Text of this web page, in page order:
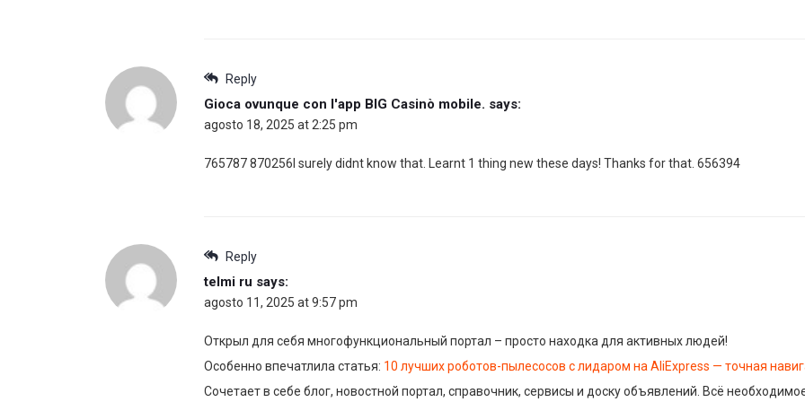
Reply
Gioca ovunque con l'app BIG Casinò mobile. says:
agosto 18, 2025 at 2:25 pm
765787 870256I surely didnt know that. Learnt 1 thing new these days! Thanks for that. 656394
Reply
telmi ru says:
agosto 11, 2025 at 9:57 pm
Открыл для себя многофункциональный портал – просто находка для активных людей!
Особенно впечатлила статья: 10 лучших роботов-пылесосов с лидаром на AliExpress — точная
Сочетает в себе блог, новостной портал, справочник, сервисы и доску объявлений. Всё